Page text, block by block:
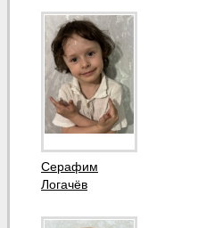
Серафим
Логачёв